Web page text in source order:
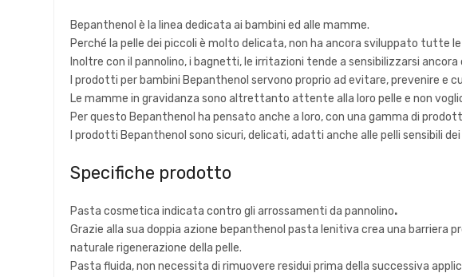
Bepanthenol è la linea dedicata ai bambini ed alle mamme.
Perché la pelle dei piccoli è molto delicata, non ha ancora sviluppato tutte
Inoltre con il pannolino, i bagnetti, le irritazioni tende a sensibilizzarsi
I prodotti per bambini Bepanthenol servono proprio ad evitare, prevenire e
Le mamme in gravidanza sono altrettanto attente alla loro pelle e non
Per questo Bepanthenol ha pensato anche a loro, con una gamma di
I prodotti Bepanthenol sono sicuri, delicati, adatti anche alle pelli sensibili
Specifiche prodotto
Pasta cosmetica indicata contro gli arrossamenti da pannolino.
Grazie alla sua doppia azione bepanthenol pasta lenitiva crea una barriera
naturale rigenerazione della pelle.
Pasta fluida, non necessita di rimuovere residui prima della successiva